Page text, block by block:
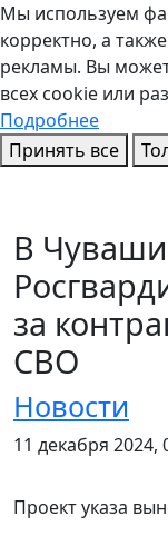
Мы используем
корректно, а
рекламы. Вы
всех cookie или
Подробнее
Принять все
В
за
СВО
Новости
11 декабря 2024,
Проект указа